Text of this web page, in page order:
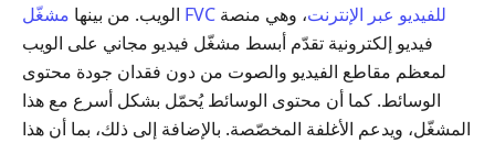
الويب. من بينها
مشغّل FVC للفيديو عبر الإنترنت، وهي منصة
فيديو إلكترونية تقدّم أبسط مشغّل فيديو مجاني على الويب
لمعظم مقاطع الفيديو والصوت من دون فقدان جودة محتوى
الوسائط. كما أن محتوى الوسائط يُحمّل بشكل أسرع مع هذا
المشغّل، ويدعم الأغلفة المخصّصة. بالإضافة إلى ذلك، بما أن هذا